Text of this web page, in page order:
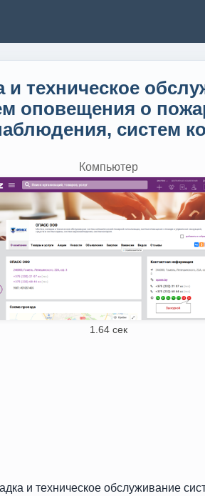
оповещения о
систем
Компьютер
1.64 сек
и техническое обслуживание